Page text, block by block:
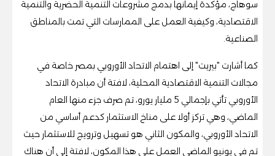
سوهاج، مؤكدة إيمانها بدمج مشروعات التنمية الحضرية والتنمية
الاقتصادية، وكيفية العمل على الممارسات التي تمت بالمناطق
الصناعية.
كما أشارت "بيريت" إلى اهتمام الاتحاد الأوروبي بمصر خاصة في
مجالات التنمية الاقتصادية المحلية، لافتة أن مبادرة الاتحاد
الأوروبي تأتي بإجمالي 5 مليار يورو، تم صرف جزء منها العام
الماضي، وهي تركز أولا على مناخ الاستثمار كدعم أساسي من
الاتحاد الأوروبي، والمكون الثاني هو تسهيل وترويج للاستثمار حيث
تم في يونيو الماضي العمل على هذا المكون، لافتة إلى أن هناك